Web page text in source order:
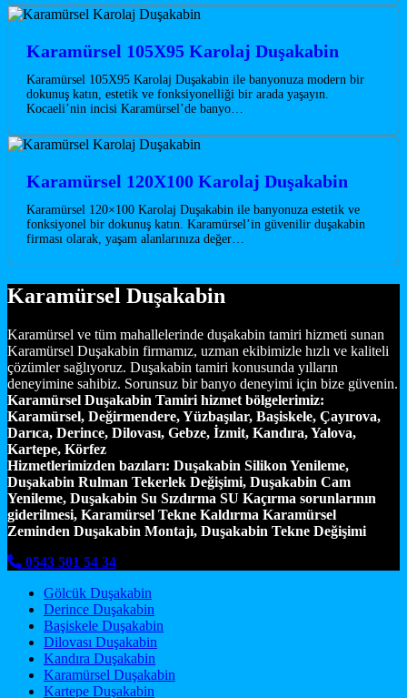
Karamürsel 105X95 Karolaj Duşakabin
Karamürsel 105X95 Karolaj Duşakabin ile banyonuza modern bir
dokunuş katın, estetik ve fonksiyonelliği bir arada yaşayın.
Kocaeli’nin incisi Karamürsel’de banyo…
Karamürsel 120X100 Karolaj Duşakabin
Karamürsel 120×100 Karolaj Duşakabin ile banyonuza estetik ve
fonksiyonel bir dokunuş katın. Karamürsel’in güvenilir duşakabin
firması olarak, yaşam alanlarınıza değer…
Karamürsel Duşakabin
Karamürsel ve tüm mahallelerinde duşakabin tamiri hizmeti sunan
Karamürsel Duşakabin firmamız, uzman ekibimizle hızlı ve kaliteli
çözümler sağlıyoruz. Duşakabin tamiri konusunda yılların
deneyimine sahibiz. Sorunsuz bir banyo deneyimi için bize güvenin.
Karamürsel Duşakabin Tamiri hizmet bölgelerimiz:
Karamürsel, Değirmendere, Yüzbaşılar, Başiskele, Çayırova,
Darıca, Derince, Dilovası, Gebze, İzmit, Kandıra, Yalova,
Kartepe, Körfez
Hizmetlerimizden bazıları: Duşakabin Silikon Yenileme,
Duşakabin Rulman Tekerlek Değişimi, Duşakabin Cam
Yenileme, Duşakabin Su Sızdırma SU Kaçırma sorunlarının
giderilmesi, Karamürsel Tekne Kaldırma Karamürsel
Zeminden Duşakabin Montajı, Duşakabin Tekne Değişimi
0543 501 54 34
Gölcük Duşakabin
Derince Duşakabin
Başiskele Duşakabin
Dilovası Duşakabin
Kandıra Duşakabin
Karamürsel Duşakabin
Kartepe Duşakabin